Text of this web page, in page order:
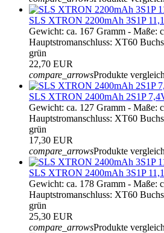
SLS XTRON 2200mAh 3S1P
Gewicht: ca. 167 Gramm - Maße:
Hauptstromanschluss: XT60
grün
22,70 EUR
compare_arrowsProdukte
SLS XTRON 2400mAh 2S1P
Gewicht: ca. 127 Gramm - Maße:
Hauptstromanschluss: XT60
grün
17,30 EUR
compare_arrowsProdukte
SLS XTRON 2400mAh 3S1P
Gewicht: ca. 178 Gramm - Maße:
Hauptstromanschluss: XT60
grün
25,30 EUR
compare_arrowsProdukte